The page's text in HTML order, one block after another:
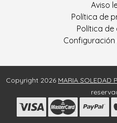
Aviso
Política de
Política de
Configuración
Copyright 2026 MARIA SOLEDAD